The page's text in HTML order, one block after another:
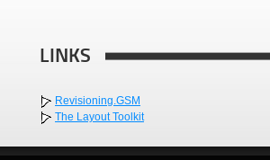
LINKS
Revisioning.GSM
The Layout Toolkit